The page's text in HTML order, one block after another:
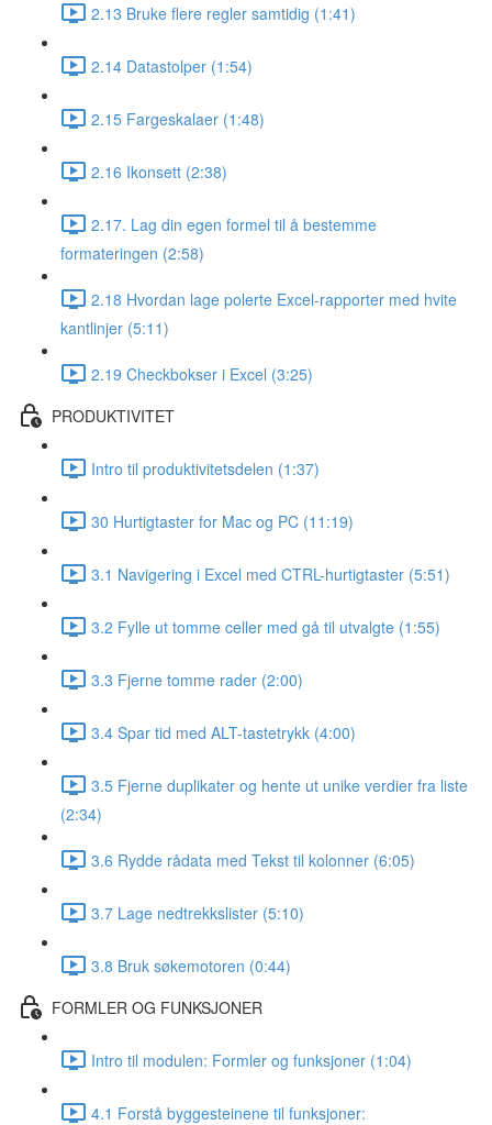
2.13 Bruke flere regler samtidig (1:41)
2.14 Datastolper (1:54)
2.15 Fargeskalaer (1:48)
2.16 Ikonsett (2:38)
2.17. Lag din egen formel til å bestemme
formateringen (2:58)
2.18 Hvordan lage polerte Excel-rapporter med hvite
kantlinjer (5:11)
2.19 Checkbokser i Excel (3:25)
PRODUKTIVITET
Intro til produktivitetsdelen (1:37)
30 Hurtigtaster for Mac og PC (11:19)
3.1 Navigering i Excel med CTRL-hurtigtaster (5:51)
3.2 Fylle ut tomme celler med gå til utvalgte (1:55)
3.3 Fjerne tomme rader (2:00)
3.4 Spar tid med ALT-tastetrykk (4:00)
3.5 Fjerne duplikater og hente ut unike verdier fra liste
(2:34)
3.6 Rydde rådata med Tekst til kolonner (6:05)
3.7 Lage nedtrekkslister (5:10)
3.8 Bruk søkemotoren (0:44)
FORMLER OG FUNKSJONER
Intro til modulen: Formler og funksjoner (1:04)
4.1 Forstå byggesteinene til funksjoner: